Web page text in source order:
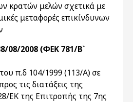
κρατών μελών σχετικά με
μεταφορές επικίνδυνων
08/2008 (ΦΕΚ 781/Β`
π.δ 104/1999 (113/Α) σε
τις διατάξεις της
ΕΚ της Επιτροπής της 7ης